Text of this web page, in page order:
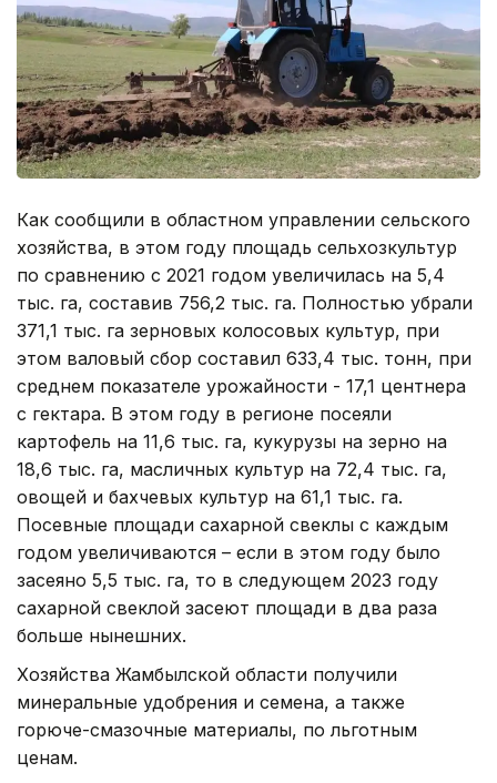
Как сообщили в областном управлении сельского
хозяйства, в этом году площадь сельхозкультур
по сравнению с 2021 годом увеличилась на 5,4
тыс. га, составив 756,2 тыс. га. Полностью убрали
371,1 тыс. га зерновых колосовых культур, при
этом валовый сбор составил 633,4 тыс. тонн, при
среднем показателе урожайности - 17,1 центнера
с гектара. В этом году в регионе посеяли
картофель на 11,6 тыс. га, кукурузы на зерно на
18,6 тыс. га, масличных культур на 72,4 тыс. га,
овощей и бахчевых культур на 61,1 тыс. га.
Посевные площади сахарной свеклы с каждым
годом увеличиваются – если в этом году было
засеяно 5,5 тыс. га, то в следующем 2023 году
сахарной свеклой засеют площади в два раза
больше нынешних.
Хозяйства Жамбылской области получили
минеральные удобрения и семена, а также
горюче-смазочные материалы, по льготным
ценам.